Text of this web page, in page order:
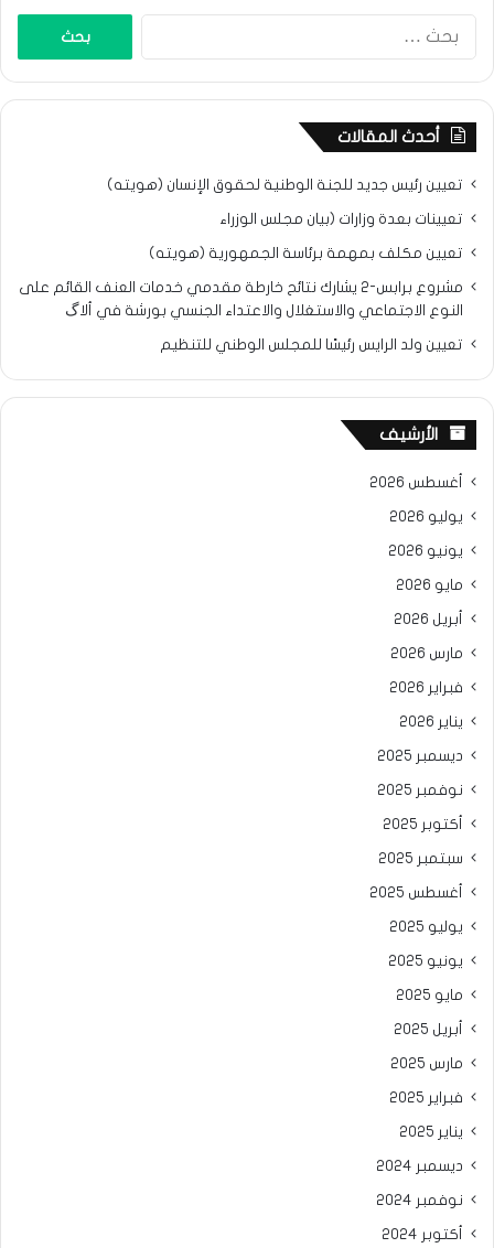
أحدث المقالات
تعيين رئيس جديد للجنة الوطنية لحقوق الإنسان (هويته)
تعيينات بعدة وزارات (بيان مجلس الوزراء
تعيين مكلف بمهمة برئاسة الجمهورية (هويته)
مشروع برابس-2 يشارك نتائح خارطة مقدمي خدمات العنف القائم على
النوع الاجتماعي والاستغلال والاعتداء الجنسي بورشة في ألاگ
تعيين ولد الرايس رئيسًا للمجلس الوطني للتنظيم
الأرشيف
أغسطس 2026
يوليو 2026
يونيو 2026
مايو 2026
أبريل 2026
مارس 2026
فبراير 2026
يناير 2026
ديسمبر 2025
نوفمبر 2025
أكتوبر 2025
سبتمبر 2025
أغسطس 2025
يوليو 2025
يونيو 2025
مايو 2025
أبريل 2025
مارس 2025
فبراير 2025
يناير 2025
ديسمبر 2024
نوفمبر 2024
أكتوبر 2024